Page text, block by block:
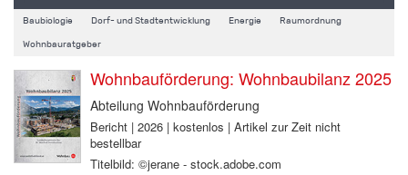
Baubiologie Dorf- und Stadtentwicklung Energie Raumordnung
Wohnbauratgeber
Wohnbauförderung: Wohnbaubilanz 2025
Abteilung Wohnbauförderung
Bericht | 2026 | kostenlos | Artikel zur Zeit nicht
bestellbar
Titelbild: ©jerane - stock.adobe.com